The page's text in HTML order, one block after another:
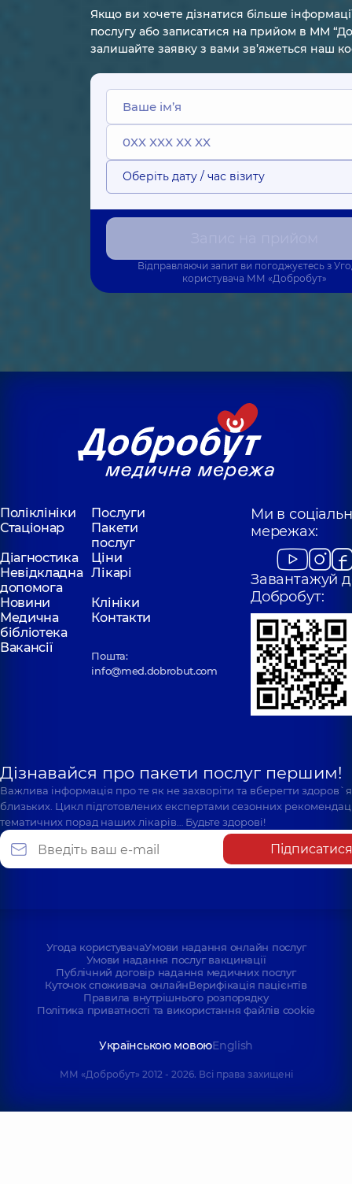
Якщо ви хочете дізнатися більше
послугу або записатися на прийом в ММ
залишайте заявку з вами зв’яжеться наш
Оберіть дату / час візиту
Відправляючи запит ви погоджуєтесь з
користувача ММ «Добробут»
Поліклініки
Послуги
Стаціонар
Пакети
послуг
Діагностика
Ціни
Невідкладна
допомога
Лікарі
Новини
Клініки
Медична
бібліотека
Контакти
Вакансії
Пошта:
info@med.dobrobut.com
Ми в
мережах:
Завантажуй
Добробут:
Дізнавайся про пакети послуг першим!
Важлива інформація про те як не захворіти та вберегти
близьких. Цикл підготовлених експертами сезонних
тематичних порад наших лікарів… Будьте здорові!
Підписатися
Угода користувачаУмови надання онлайн послуг
Умови надання послуг вакцинації
Публічний договір надання медичних послуг
Куточок споживача онлайнВерифікація пацієнтів
Правила внутрішнього розпорядку
Політика приватності та використання файлів cookie
Українською мовоюEnglish
ММ «Добробут» 2012 - 2026. Всі права захищені